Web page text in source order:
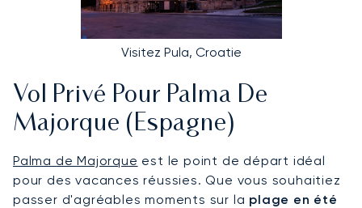
Visitez Pula, Croatie
Vol Privé Pour Palma De
Majorque (Espagne)
Palma de Majorque est le point de départ idéal
pour des vacances réussies. Que vous souhaitiez
passer d'agréables moments sur la plage en été